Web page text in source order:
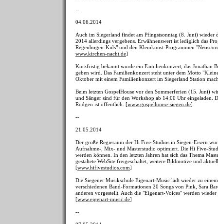
--
04.06.2014
Auch im Siegerland findet am Pfingstsonntag (8. Juni)
2014 allerdings vergebens. Erwähnenswert ist lediglich das
Regenbogen-Kids" und den Kleinkunst-Programmen
www.kirchen-nacht.de]
Kurzfristig bekannt wurde ein Familienkonzert, das Jonathan
geben wird. Das Familienkonzert steht unter dem Motto
Oktober mit einem Familienkonzert im Siegerland Station
Beim letzten GospelHouse vor den Sommerferien (15. Juni)
und Sänger sind für den Workshop ab 14:00 Uhr eingeladen.
Rödgen ist öffentlich. [www.gospelhouse-siegen.de]
--
21.05.2014
Der große Regieraum der Hi Five-Studios in Siegen-Eisern
Aufnahme-, Mix- und Masterstudio optimiert. Die Hi Five-
werden können. In den letzten Jahren hat sich das Thema
gestaltete WebSite freigeschaltet, weitere Bildmotive und
[www.hifivestudios.com]
Die Siegener Musikschule Eigenart-Music lädt wieder zu
verschiedenen Band-Formationen 20 Songs von Pink, Sara
anderen vorgestellt. Auch die "Eigenart-Voices" werden
[www.eigenart-music.de]
--